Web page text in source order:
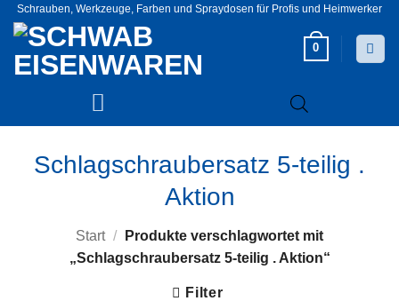
Zum
Inhalt
springen
Schrauben, Werkzeuge, Farben und Spraydosen für Profis und Heimwerker
0
Schlagschraubersatz 5-teilig .
Aktion
Start /
Produkte verschlagwortet mit
„Schlagschraubersatz 5-teilig . Aktion“
Filter